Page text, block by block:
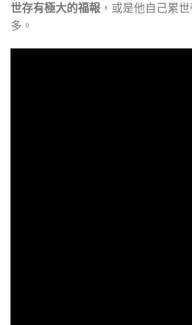
世存有極大的福報 ，或是他自己累
多。